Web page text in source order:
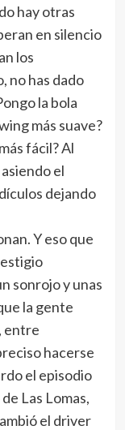
hay otras
en silencio
los
no has dado
la bola
más suave?
fácil? Al
el
dejando
Y eso que
sonrojo y unas
la gente
entre
hacerse
el episodio
Las Lomas,
el driver